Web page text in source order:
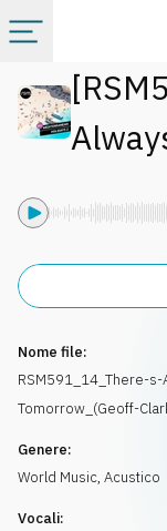
Categorie
[
Nome file:
RSM591_14_There-s-
Tomorrow_(Geoff-
Genere:
World Music, Acustico
Vocali: